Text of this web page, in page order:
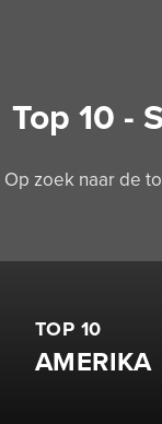
Top 10 -
Op zoek naar de
TOP 10
AMERIKA